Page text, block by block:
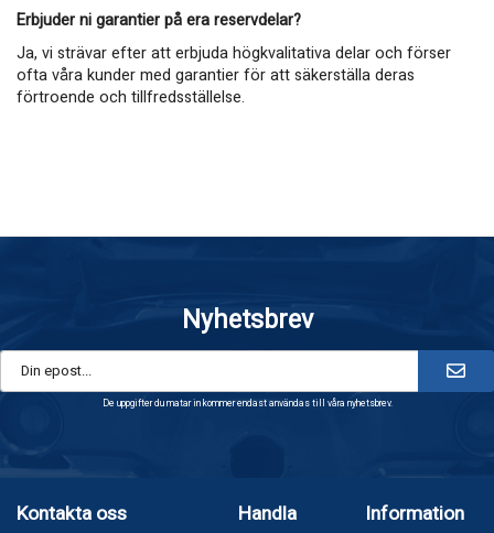
Erbjuder ni garantier på era reservdelar?
Ja, vi strävar efter att erbjuda högkvalitativa delar och förser
ofta våra kunder med garantier för att säkerställa deras
förtroende och tillfredsställelse.
Nyhetsbrev
De uppgifter du matar in kommer endast användas till våra nyhetsbrev.
Kontakta oss Handla Information